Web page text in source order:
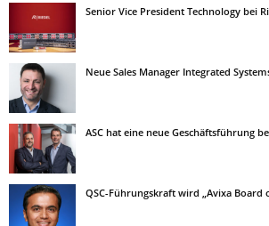
Senior Vice President Technology bei
Neue Sales Manager Integrated
ASC hat eine neue Geschäftsführung
QSC-Führungskraft wird „Avixa Board